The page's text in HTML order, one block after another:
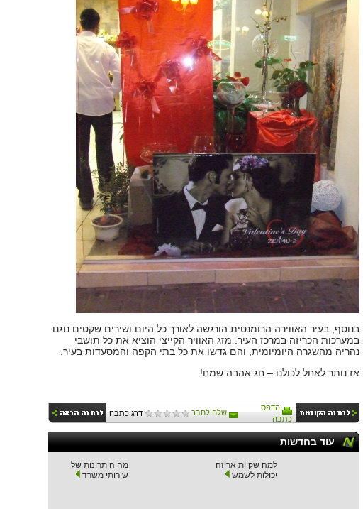
בנוסף, בעיר האווירה הרומנטית הורגשה לאורך כל היום ושירים שקטים נוגנו
במערכות הכריזה במרכז העיר. מזג האוויר הקייצי הוציא את כל תושבי
נהריה מהשגרה היומיומית, והם גדשו את כל בתי הקפה והמסעדות בעיר.
אז נותר לאחל לכולנו – חג אהבה שמח!
הדפס
כתבה
שלח לחבר דרג כתבה
עוד בחדשות
למה שקיות אריזה
יכולות לשמש
מה היתרונות של
שירותי משרד